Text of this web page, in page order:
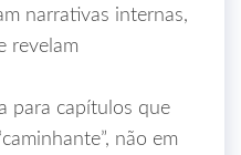
narrativas internas,
revelam
para capítulos que
não em